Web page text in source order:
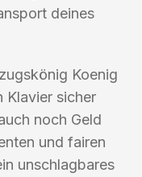
deines
Koenig
Klavier sicher
noch Geld
und fairen
unschlagbares